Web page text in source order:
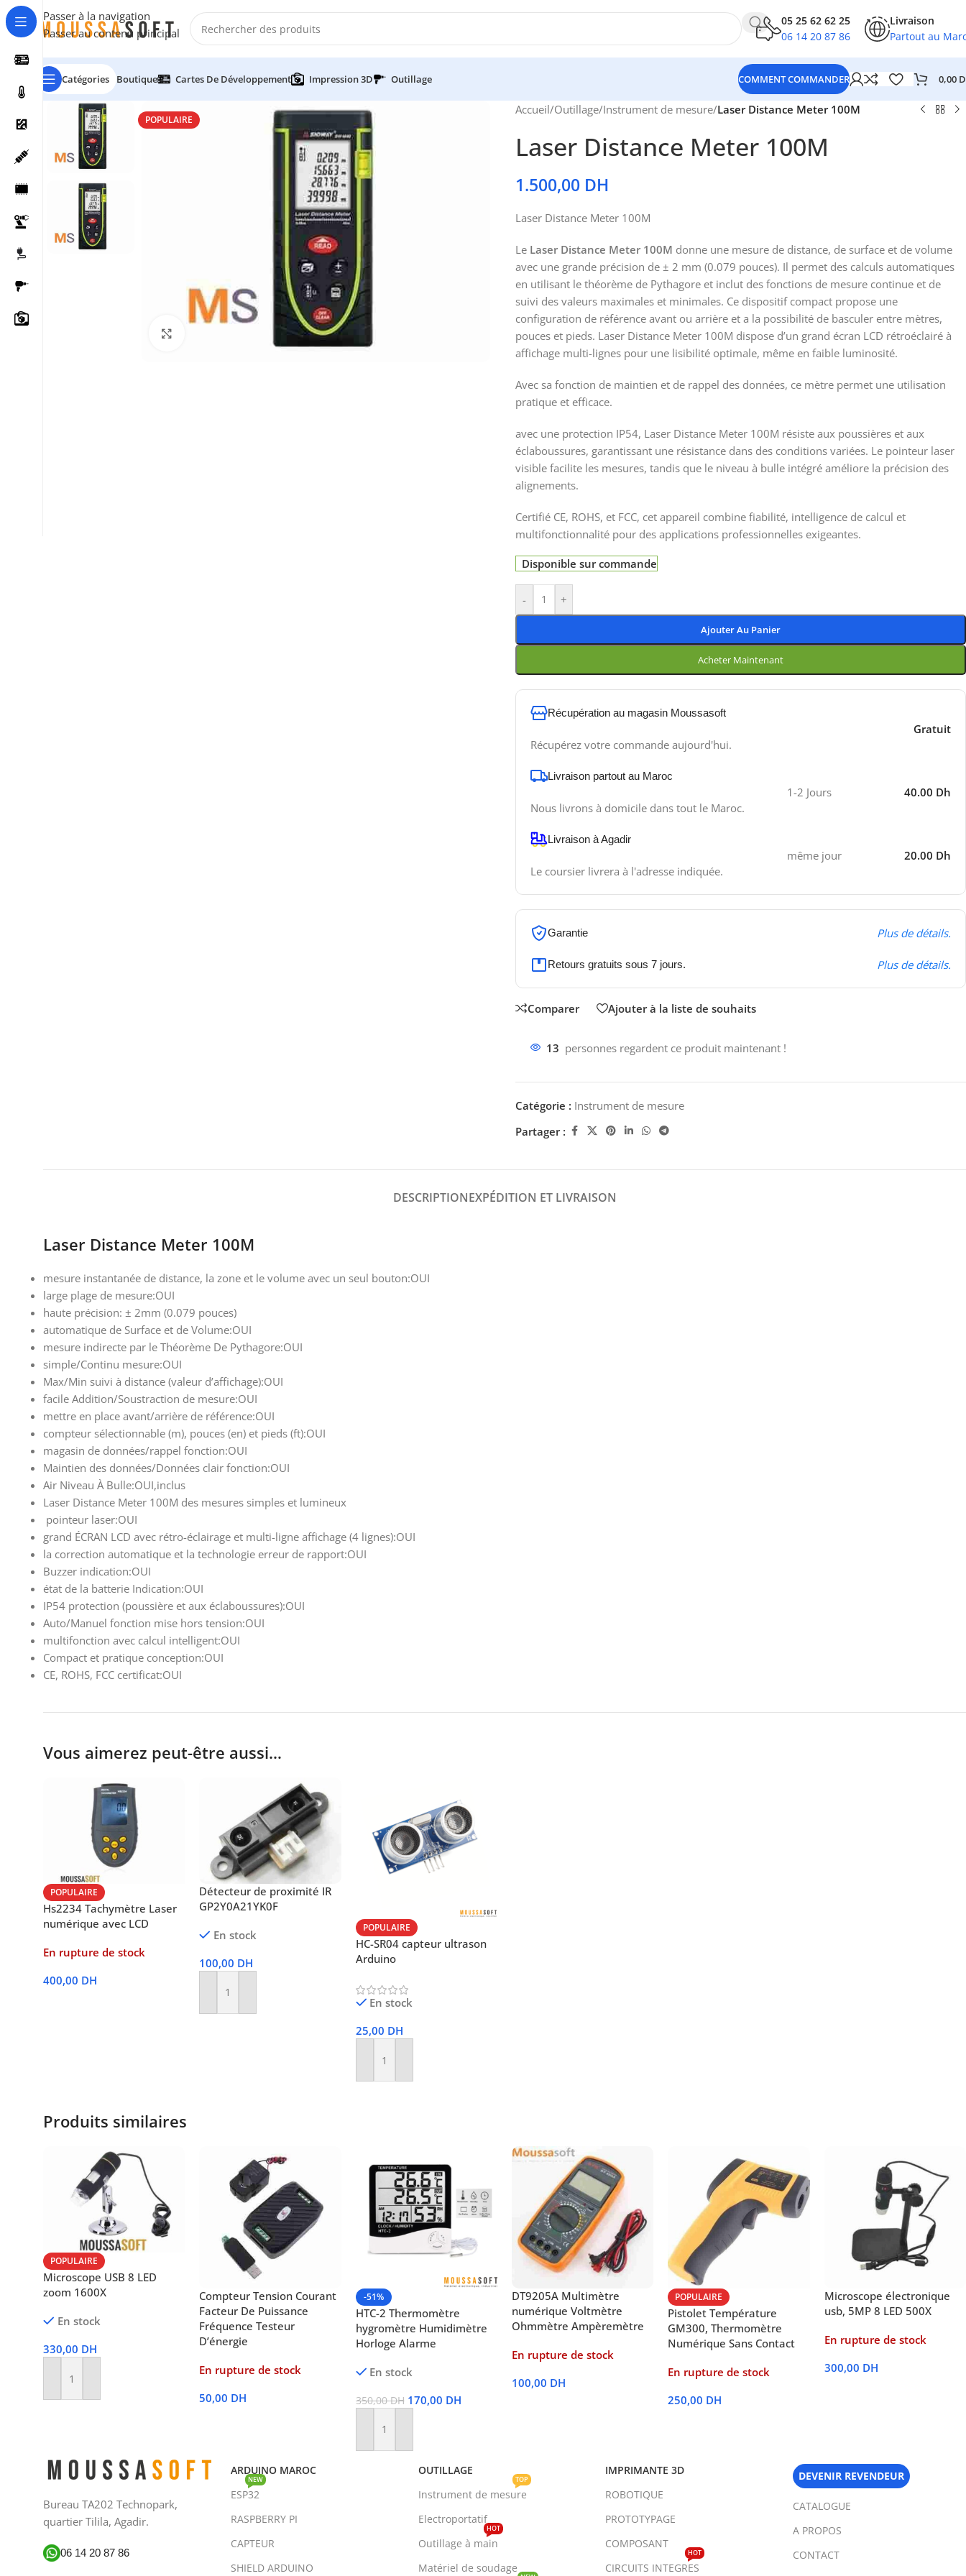
Passer à la navigation
Passer au contenu principal
05 25 62 62 25
06 14 20 87 86
Livraison
Partout au
Catégories Boutique Cartes De Développement Impression 3D Outillage COMMENT COMMANDER 0,00
POPULAIRE
Cliquez pour agrandir
Accueil/Outillage/Instrument de mesure/Laser Distance Meter 100M
Laser Distance Meter 100M
1.500,00 DH
Laser Distance Meter 100M
Le Laser Distance Meter 100M donne une mesure de distance, de surface et de volume
avec une grande précision de ± 2 mm (0.079 pouces). Il permet des calculs automatiques
en utilisant le théorème de Pythagore et inclut des fonctions de mesure continue et de
suivi des valeurs maximales et minimales. Ce dispositif compact propose une
configuration de référence avant ou arrière et a la possibilité de basculer entre mètres,
pouces et pieds. Laser Distance Meter 100M dispose d’un grand écran LCD rétroéclairé à
affichage multi-lignes pour une lisibilité optimale, même en faible luminosité.
Avec sa fonction de maintien et de rappel des données, ce mètre permet une utilisation
pratique et efficace.
avec une protection IP54, Laser Distance Meter 100M résiste aux poussières et aux
éclaboussures, garantissant une résistance dans des conditions variées. Le pointeur laser
visible facilite les mesures, tandis que le niveau à bulle intégré améliore la précision des
alignements.
Certifié CE, ROHS, et FCC, cet appareil combine fiabilité, intelligence de calcul et
multifonctionnalité pour des applications professionnelles exigeantes.
Disponible sur commande
- +
Ajouter Au Panier
Acheter Maintenant
Récupération au magasin Moussasoft
Récupérez votre commande aujourd'hui.
Gratuit
Livraison partout au Maroc
Nous livrons à domicile dans tout le Maroc.
1-2 Jours 40.00 Dh
Livraison à Agadir
Le coursier livrera à l'adresse indiquée.
même jour 20.00 Dh
Garantie Plus de détails.
Retours gratuits sous 7 jours. Plus de détails.
Comparer Ajouter à la liste de souhaits
13 personnes regardent ce produit maintenant !
Catégorie : Instrument de mesure
Partager :
DESCRIPTIONEXPÉDITION ET LIVRAISON
Laser Distance Meter 100M
mesure instantanée de distance, la zone et le volume avec un seul bouton:OUI
large plage de mesure:OUI
haute précision: ± 2mm (0.079 pouces)
automatique de Surface et de Volume:OUI
mesure indirecte par le Théorème De Pythagore:OUI
simple/Continu mesure:OUI
Max/Min suivi à distance (valeur d’affichage):OUI
facile Addition/Soustraction de mesure:OUI
mettre en place avant/arrière de référence:OUI
compteur sélectionnable (m), pouces (en) et pieds (ft):OUI
magasin de données/rappel fonction:OUI
Maintien des données/Données clair fonction:OUI
Air Niveau À Bulle:OUI,inclus
Laser Distance Meter 100M des mesures simples et lumineux
pointeur laser:OUI
grand ÉCRAN LCD avec rétro-éclairage et multi-ligne affichage (4 lignes):OUI
la correction automatique et la technologie erreur de rapport:OUI
Buzzer indication:OUI
état de la batterie Indication:OUI
IP54 protection (poussière et aux éclaboussures):OUI
Auto/Manuel fonction mise hors tension:OUI
multifonction avec calcul intelligent:OUI
Compact et pratique conception:OUI
CE, ROHS, FCC certificat:OUI
Vous aimerez peut-être aussi…
POPULAIRE
Hs2234 Tachymètre Laser
numérique avec LCD
En rupture de stock
400,00 DH
Détecteur de proximité IR
GP2Y0A21YK0F
En stock
100,00 DH
Ajouter Au Panier
POPULAIRE
HC-SR04 capteur ultrason
Arduino
En stock
25,00 DH
Ajouter Au Panier
Produits similaires
POPULAIRE
Microscope USB 8 LED
zoom 1600X
En stock
330,00 DH
Ajouter Au Panier
Compteur Tension Courant
Facteur De Puissance
Fréquence Testeur
D’énergie
En rupture de stock
50,00 DH
-51%
HTC-2 Thermomètre
hygromètre Humidimètre
Horloge Alarme
En stock
350,00DH 170,00 DH
Ajouter Au Panier
DT9205A Multimètre
numérique Voltmètre
Ohmmètre Ampèremètre
En rupture de stock
100,00 DH
POPULAIRE
Pistolet Température
GM300, Thermomètre
Numérique Sans Contact
En rupture de stock
250,00 DH
Microscope électronique
usb, 5MP 8 LED 500X
En rupture de stock
300,00 DH
Bureau TA202 Technopark,
quartier Tilila, Agadir.
06 14 20 87 86
ARDUINO MAROC
ESP32
NEW
RASPBERRY PI
CAPTEUR
SHIELD ARDUINO
OUTILLAGE
Instrument de mesure
TOP
Electroportatif
Outillage à main
HOT
Matériel de soudage
IMPRIMANTE 3D
ROBOTIQUE
PROTOTYPAGE
COMPOSANT
CIRCUITS INTEGRES
HOT
DEVENIR REVENDEUR
CATALOGUE
A PROPOS
CONTACT